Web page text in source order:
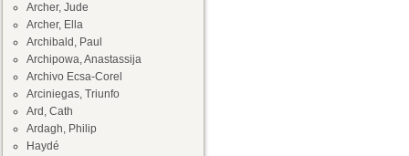
Archer, Jude
Archer, Ella
Archibald, Paul
Archipowa, Anastassija
Archivo Ecsa-Corel
Arciniegas, Triunfo
Ard, Cath
Ardagh, Philip
Haydé